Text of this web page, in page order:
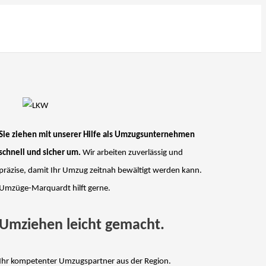
ziehen mit unserer Hilfe als Umzugsunternehmen
und sicher um. Wir arbeiten zuverlässig und
präzise, damit Ihr Umzug zeitnah bewältigt werden kann.
Umzüge-Marquardt hilft gerne.
Umziehen leicht gemacht.
Ihr kompetenter Umzugspartner aus der Region.